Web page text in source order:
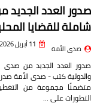
صدور العدد الجديد
شاملة للقضايا
صدى الأمة 11 أبريل 2026
صدور العدد الجديد من صدى
والدولية كتب - صدى الأمة
متضمنًا مجموعة من
التطورات على …